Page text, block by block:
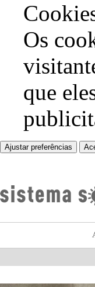
Os
que
Ajustar preferências